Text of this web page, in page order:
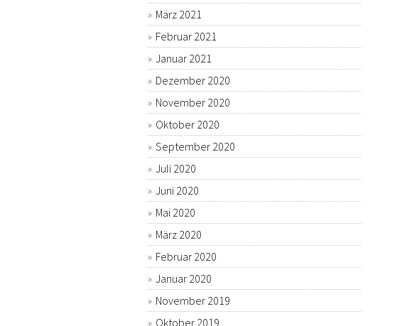
März 2021
Februar 2021
Januar 2021
Dezember 2020
November 2020
Oktober 2020
September 2020
Juli 2020
Juni 2020
Mai 2020
März 2020
Februar 2020
Januar 2020
November 2019
Oktober 2019